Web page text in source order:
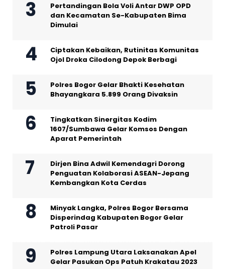
Pertandingan Bola Voli Antar DWP OPD
dan Kecamatan Se-Kabupaten Bima
Dimulai
Ciptakan Kebaikan, Rutinitas Komunitas
Ojol Droka Cilodong Depok Berbagi
Polres Bogor Gelar Bhakti Kesehatan
Bhayangkara 5.899 Orang Divaksin
Tingkatkan Sinergitas Kodim
1607/Sumbawa Gelar Komsos Dengan
Aparat Pemerintah
Dirjen Bina Adwil Kemendagri Dorong
Penguatan Kolaborasi ASEAN-Jepang
Kembangkan Kota Cerdas
Minyak Langka, Polres Bogor Bersama
Disperindag Kabupaten Bogor Gelar
Patroli Pasar
Polres Lampung Utara Laksanakan Apel
Gelar Pasukan Ops Patuh Krakatau 2023